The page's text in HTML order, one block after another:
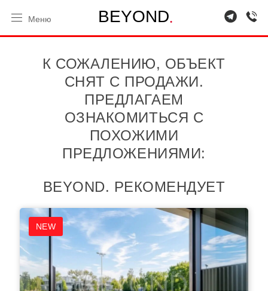
BEYOND.
Меню
К СОЖАЛЕНИЮ, ОБЪЕКТ
СНЯТ С ПРОДАЖИ.
ПРЕДЛАГАЕМ
ОЗНАКОМИТЬСЯ С
ПОХОЖИМИ
ПРЕДЛОЖЕНИЯМИ:
BEYOND. РЕКОМЕНДУЕТ
NEW